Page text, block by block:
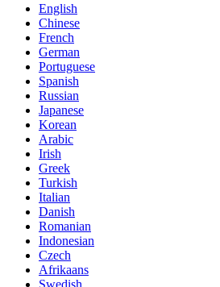
English
Chinese
French
German
Portuguese
Spanish
Russian
Japanese
Korean
Arabic
Irish
Greek
Turkish
Italian
Danish
Romanian
Indonesian
Czech
Afrikaans
Swedish